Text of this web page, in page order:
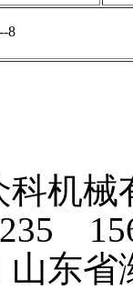
8
科机
山东省